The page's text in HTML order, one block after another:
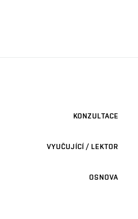
KONZULTACE
VYUČUJÍCÍ / LEKTOR
OSNOVA